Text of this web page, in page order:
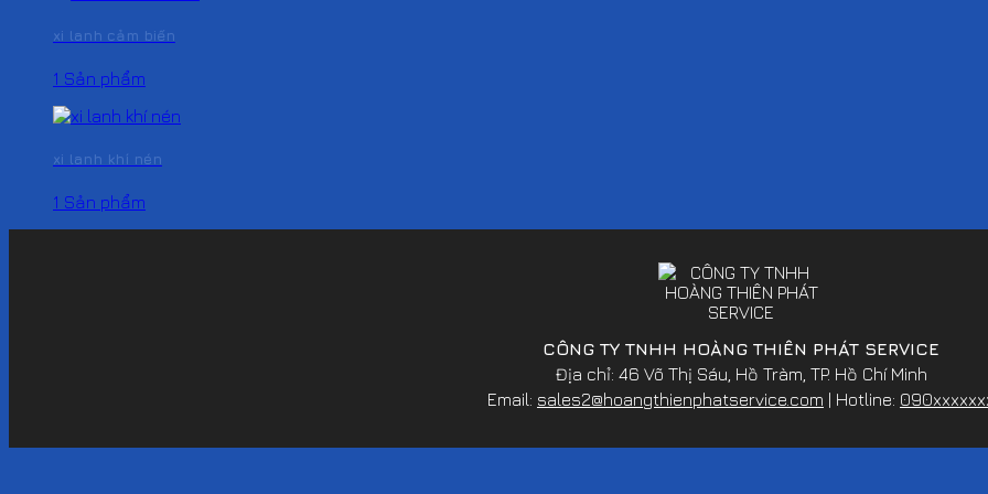
xi lanh cảm biến
1 Sản phẩm
xi lanh khí nén
1 Sản phẩm
CÔNG TY TNHH HOÀNG THIÊN PHÁT SERVICE
Địa chỉ: 46 Võ Thị Sáu, Hồ Tràm, TP. Hồ Chí Minh
Email: sales2@hoangthienphatservice.com | Hotline: